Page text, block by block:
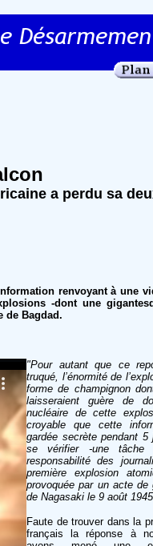
a perdu sa
renvoyant à une
-dont une
de Bagdad.
"Pour autant que ce
truqué, l’énormité de
forme de champignon
laisseraient guère de
nucléaire de cette
croyable que cette
gardée secrète pendant
se vérifier -une
responsabilité des
première explosion
provoquée par un acte de
de Nagasaki le 9 août
Faute de trouver dans la
français la réponse à